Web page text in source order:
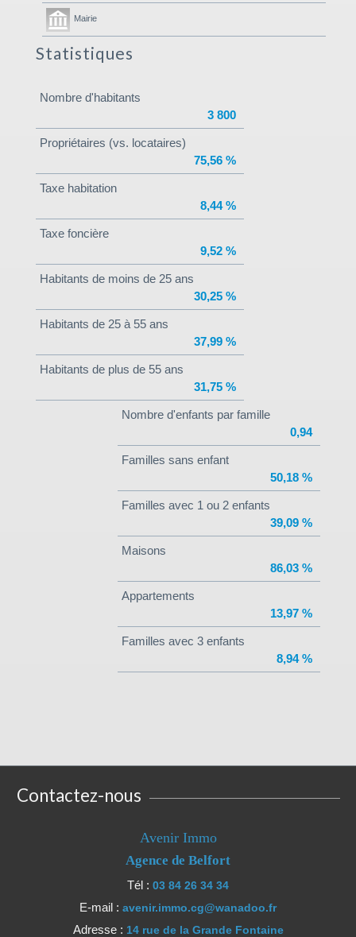
Mairie
Statistiques
Nombre d'habitants
3 800
Propriétaires (vs. locataires)
75,56 %
Taxe habitation
8,44 %
Taxe foncière
9,52 %
Habitants de moins de 25 ans
30,25 %
Habitants de 25 à 55 ans
37,99 %
Habitants de plus de 55 ans
31,75 %
Nombre d'enfants par famille
0,94
Familles sans enfant
50,18 %
Familles avec 1 ou 2 enfants
39,09 %
Maisons
86,03 %
Appartements
13,97 %
Familles avec 3 enfants
8,94 %
Contactez-nous
Avenir Immo
Agence de Belfort
Tél : 03 84 26 34 34
E-mail : avenir.immo.cg@wanadoo.fr
Adresse : 14 rue de la Grande Fontaine